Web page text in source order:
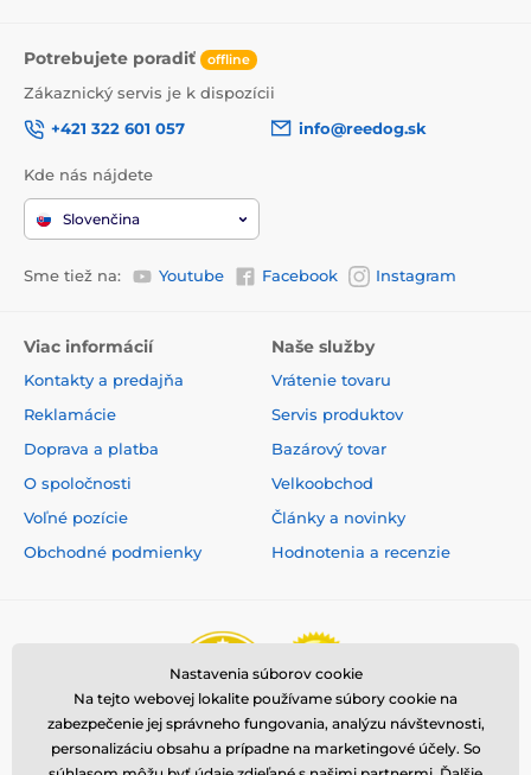
Gumové nástavce na elektródy
Voděodolný přijímač
Možnosť výcviku pre 2 psov
Ergonomický tvar vysielačky
Rýchle dobíjanie
Nevýhody
Obsah balení
Technické špecifikácie sa môžu zmeniť bez
predchádzajúceho upozornenia. Obrázky majú len
ilustračný charakter.
Potrebujete poradiť offline
Zákaznický servis je k dispozícii
+421 322 601 057
info@reedog.sk
Kde nás nájdete
Slovenčina
Sme tiež na: Youtube Facebook Instagram
Viac informácií
Kontakty a predajňa
Reklamácie
Doprava a platba
O spoločnosti
Voľné pozície
Obchodné podmienky
Naše služby
Vrátenie tovaru
Servis produktov
Bazárový tovar
Velkoobchod
Články a novinky
Hodnotenia a recenzie
Nastavenia súborov cookie
Na tejto webovej lokalite používame súbory cookie na
zabezpečenie jej správneho fungovania, analýzu návštevnosti,
personalizáciu obsahu a prípadne na marketingové účely. So